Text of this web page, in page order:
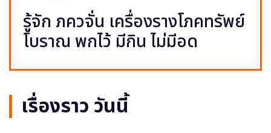
รู้จัก ภควจั่น เครื่องรางโภคทรัพย์
โบราณ พกไว้ มีกิน ไม่มีอด
เรื่องราว วันนี้